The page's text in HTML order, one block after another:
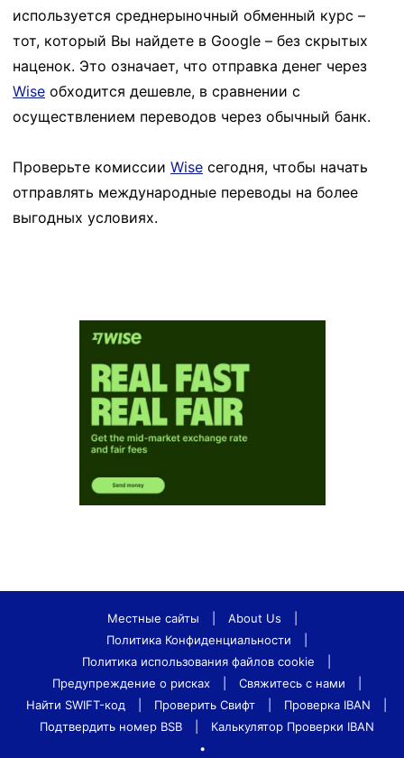
используется среднерыночный обменный курс –
тот, который Вы найдете в Google – без скрытых
наценок. Это означает, что отправка денег через
Wise обходится дешевле, в сравнении с
осуществлением переводов через обычный банк.
Проверьте комиссии Wise сегодня, чтобы начать
отправлять международные переводы на более
выгодных условиях.
Местные сайты About Us
Политика Конфиденциальности
Политика использования файлов cookie
Предупреждение о рисках
Свяжитесь с нами
Найти SWIFT-код
Проверить Свифт Проверка IBAN
Подтвердить номер BSB
Калькулятор Проверки IBAN
•